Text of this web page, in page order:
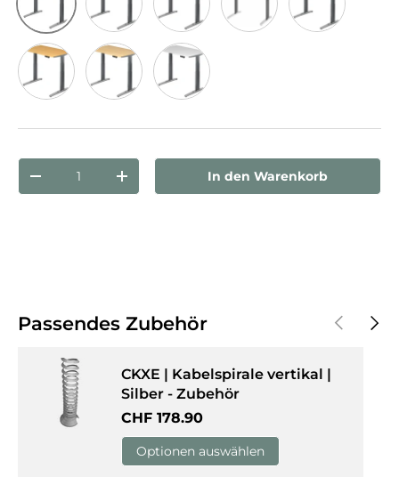
Asteiche Eiche Grau
Anzahl
Menge verringernMenge erhöhenIn den Warenkorb
Passendes Zubehör Vorherige
CKXE | Kabelspirale vertikal |
Silber - Zubehör
Normaler Preis
CHF 178.90
Optionen auswählen